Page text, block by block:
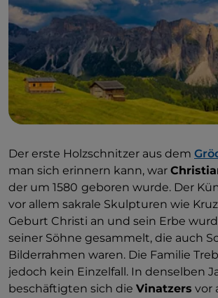
Der erste Holzschnitzer aus dem
man sich erinnern kann, war
der um 1580 geboren wurde. Der
vor allem sakrale Skulpturen wie
Geburt Christi an und sein Erbe
seiner Söhne gesammelt, die auch
Bilderrahmen waren. Die Familie
jedoch kein Einzelfall. In denselben
beschäftigten sich die Vinatzers vor